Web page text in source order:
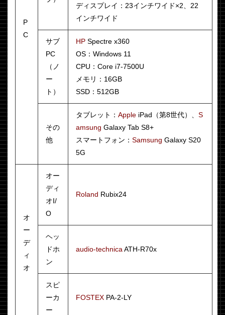
P
C
ディスプレイ：23インチワイド×2、22
インチワイド
サブ
PC
（ノ
ー
ト）
HP Spectre x360
OS：Windows 11
CPU：Core i7-7500U
メモリ：16GB
SSD：512GB
その
他
タブレット： Apple iPad（第8世代）、 S
amsung Galaxy Tab S8+
スマートフォン： Samsung Galaxy S20
5G
オ
ー
デ
ィ
オ
オー
ディ
オI/
O
Roland Rubix24
ヘッ
ドホ
ン
audio-technicaATH-R70x
スピ
ーカ
ー
FOSTEX PA-2-LY